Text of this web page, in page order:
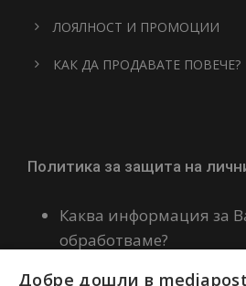
ЛОЯЛНОСТ И ПРОМОЦИИ
КАК ДА ПРОДАВАТЕ ПОВЕЧЕ?
Политика за защита на
Каква информация за
обработваме?
Добре дошли в